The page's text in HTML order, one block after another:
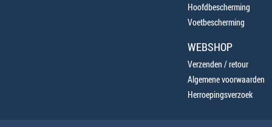
Hoofdbescherming
Voetbescherming
WEBSHOP
Verzenden / retour
Algemene voorwaarden
Herroepingsverzoek